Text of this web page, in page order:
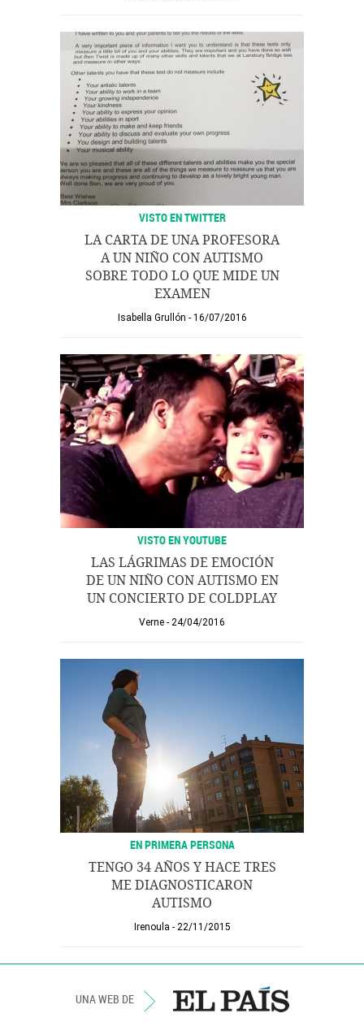
VISTO EN TWITTER
LA CARTA DE UNA PROFESORA
A UN NIÑO CON AUTISMO
SOBRE TODO LO QUE MIDE UN
EXAMEN
Isabella Grullón 16/07/2016
VISTO EN YOUTUBE
LAS LÁGRIMAS DE EMOCIÓN
DE UN NIÑO CON AUTISMO EN
UN CONCIERTO DE COLDPLAY
Verne 24/04/2016
EN PRIMERA PERSONA
TENGO 34 AÑOS Y HACE TRES
ME DIAGNOSTICARON
AUTISMO
Irenoula 22/11/2015
UNA WEB DE